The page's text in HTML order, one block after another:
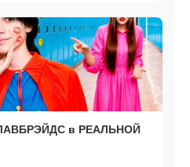
в РЕАЛЬНОЙ